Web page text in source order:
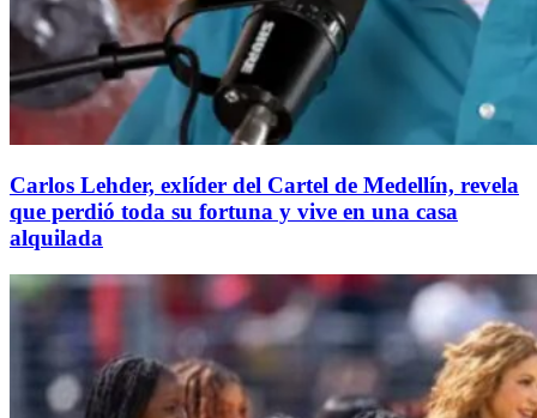
Carlos Lehder, exlíder del Cartel de Medellín, revela
que perdió toda su fortuna y vive en una casa
alquilada